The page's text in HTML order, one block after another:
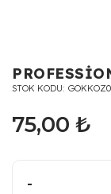
STOK KODU
75,00 ₺
-